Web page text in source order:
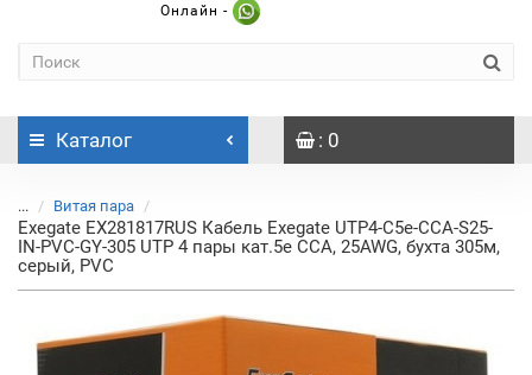
Онлайн -
Каталог : 0
... Витая пара
Exegate EX281817RUS Кабель Exegate UTP4-C5e-CCA-S25-
IN-PVC-GY-305 UTP 4 пары кат.5e CCA, 25AWG, бухта 305м,
серый, PVC